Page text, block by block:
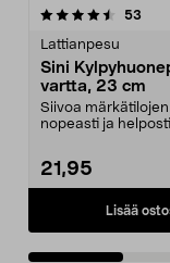
53
Lattianpesu
Sini
vartta, 23 cm
Siivoa
nopeasti ja
21,95
Lisää
4.0 viidestä